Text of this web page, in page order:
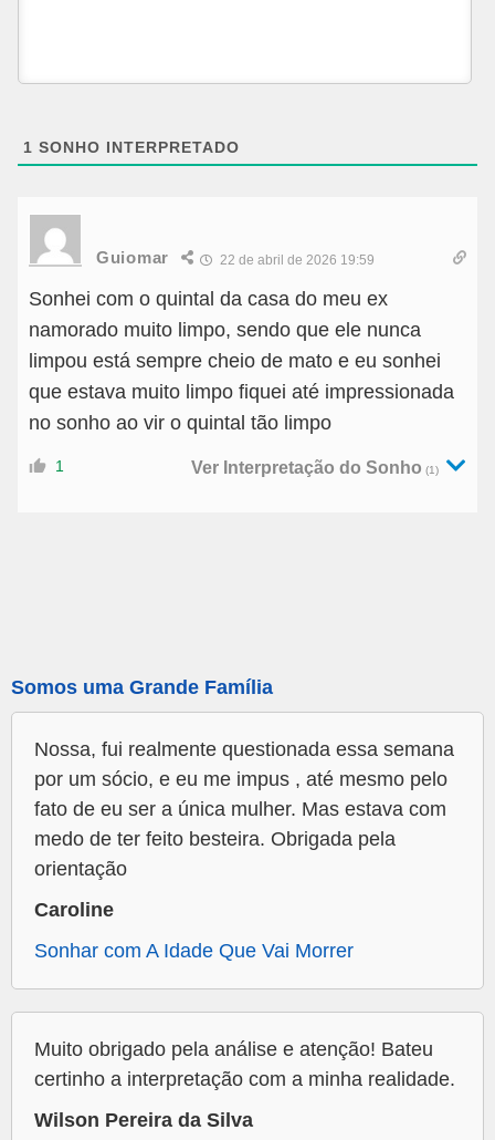
1 SONHO INTERPRETADO
Guiomar 22 de abril de 2026 19:59
Sonhei com o quintal da casa do meu ex
namorado muito limpo, sendo que ele nunca
limpou está sempre cheio de mato e eu sonhei
que estava muito limpo fiquei até impressionada
no sonho ao vir o quintal tão limpo
1 Ver Interpretação do Sonho (1)
Somos uma Grande Família
Nossa, fui realmente questionada essa semana
por um sócio, e eu me impus , até mesmo pelo
fato de eu ser a única mulher. Mas estava com
medo de ter feito besteira. Obrigada pela
orientação
Caroline
Sonhar com A Idade Que Vai Morrer
Muito obrigado pela análise e atenção! Bateu
certinho a interpretação com a minha realidade.
Wilson Pereira da Silva